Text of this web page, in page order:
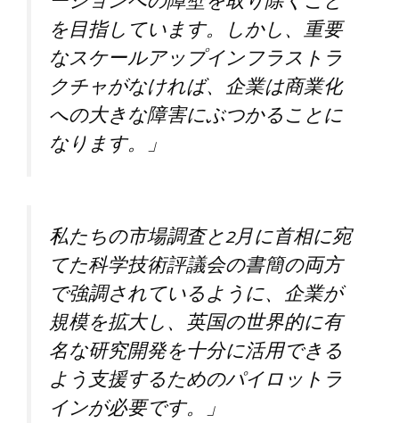
を目指しています。しかし、重要
なスケールアップインフラストラ
クチャがなければ、企業は商業化
への大きな障害にぶつかることに
なります。」
私たちの市場調査と2月に首相に宛
てた科学技術評議会の書簡の両方
で強調されているように、企業が
規模を拡大し、英国の世界的に有
名な研究開発を十分に活用できる
よう支援するためのパイロットラ
インが必要です。」